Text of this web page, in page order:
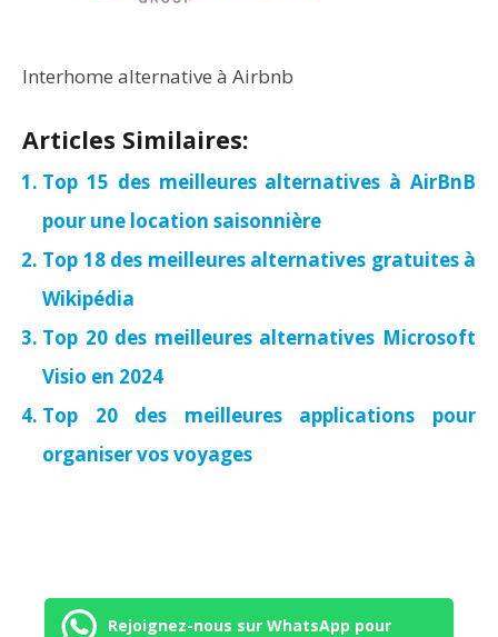
Interhome alternative à Airbnb
Articles Similaires:
Top 15 des meilleures alternatives à AirBnB
pour une location saisonnière
Top 18 des meilleures alternatives gratuites à
Wikipédia
Top 20 des meilleures alternatives Microsoft
Visio en 2024
Top 20 des meilleures applications pour
organiser vos voyages
Rejoignez-nous sur WhatsApp pour